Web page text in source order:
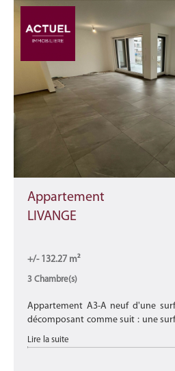
Appartement
LIVANGE
+/- 132.27 m²
3 Chambre(s)
Appartement A3-A neuf d'une
décomposant comme suit : une
m2 avec une terrasse de +/- 13,61
m2 au 1er étage ...
Lire la suite